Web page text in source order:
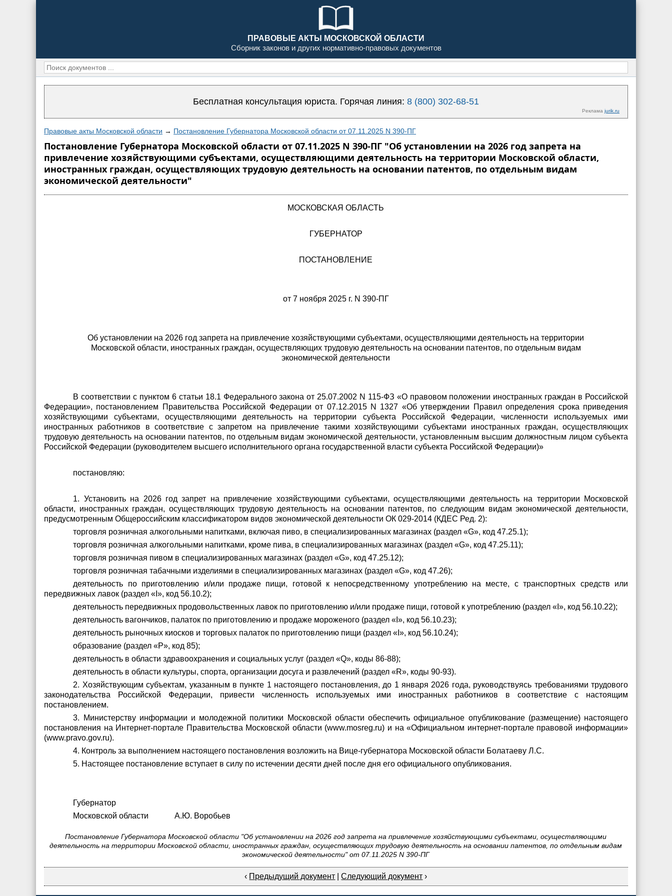
ПРАВОВЫЕ АКТЫ МОСКОВСКОЙ ОБЛАСТИ
Сборник законов и других нормативно-правовых документов
Бесплатная консультация юриста. Горячая линия: 8 (800) 302-68-51
Реклама jurik.ru
Правовые акты Московской области → Постановление Губернатора Московской области от 07.11.2025 N 390-ПГ
Постановление Губернатора Московской области от 07.11.2025 N 390-ПГ "Об установлении на 2026 год запрета на
привлечение хозяйствующими субъектами, осуществляющими деятельность на территории Московской области,
иностранных граждан, осуществляющих трудовую деятельность на основании патентов, по отдельным видам
экономической деятельности"
МОСКОВСКАЯ ОБЛАСТЬ
ГУБЕРНАТОР
ПОСТАНОВЛЕНИЕ
от 7 ноября 2025 г. N 390-ПГ
Об установлении на 2026 год запрета на привлечение хозяйствующими субъектами, осуществляющими деятельность на территории
Московской области, иностранных граждан, осуществляющих трудовую деятельность на основании патентов, по отдельным видам
экономической деятельности
В соответствии с пунктом 6 статьи 18.1 Федерального закона от 25.07.2002 N 115-ФЗ «О правовом положении иностранных граждан в Российской
Федерации», постановлением Правительства Российской Федерации от 07.12.2015 N 1327 «Об утверждении Правил определения срока приведения
хозяйствующими субъектами, осуществляющими деятельность на территории субъекта Российской Федерации, численности используемых ими
иностранных работников в соответствие с запретом на привлечение такими хозяйствующими субъектами иностранных граждан, осуществляющих
трудовую деятельность на основании патентов, по отдельным видам экономической деятельности, установленным высшим должностным лицом субъекта
Российской Федерации (руководителем высшего исполнительного органа государственной власти субъекта Российской Федерации)»
постановляю:
1. Установить на 2026 год запрет на привлечение хозяйствующими субъектами, осуществляющими деятельность на территории Московской
области, иностранных граждан, осуществляющих трудовую деятельность на основании патентов, по следующим видам экономической деятельности,
предусмотренным Общероссийским классификатором видов экономической деятельности ОК 029-2014 (КДЕС Ред. 2):
торговля розничная алкогольными напитками, включая пиво, в специализированных магазинах (раздел «G», код 47.25.1);
торговля розничная алкогольными напитками, кроме пива, в специализированных магазинах (раздел «G», код 47.25.11);
торговля розничная пивом в специализированных магазинах (раздел «G», код 47.25.12);
торговля розничная табачными изделиями в специализированных магазинах (раздел «G», код 47.26);
деятельность по приготовлению и/или продаже пищи, готовой к непосредственному употреблению на месте, с транспортных средств или
передвижных лавок (раздел «I», код 56.10.2);
деятельность передвижных продовольственных лавок по приготовлению и/или продаже пищи, готовой к употреблению (раздел «I», код 56.10.22);
деятельность вагончиков, палаток по приготовлению и продаже мороженого (раздел «I», код 56.10.23);
деятельность рыночных киосков и торговых палаток по приготовлению пищи (раздел «I», код 56.10.24);
образование (раздел «P», код 85);
деятельность в области здравоохранения и социальных услуг (раздел «Q», коды 86-88);
деятельность в области культуры, спорта, организации досуга и развлечений (раздел «R», коды 90-93).
2. Хозяйствующим субъектам, указанным в пункте 1 настоящего постановления, до 1 января 2026 года, руководствуясь требованиями трудового
законодательства Российской Федерации, привести численность используемых ими иностранных работников в соответствие с настоящим
постановлением.
3. Министерству информации и молодежной политики Московской области обеспечить официальное опубликование (размещение) настоящего
постановления на Интернет-портале Правительства Московской области (www.mosreg.ru) и на «Официальном интернет-портале правовой информации»
(www.pravo.gov.ru).
4. Контроль за выполнением настоящего постановления возложить на Вице-губернатора Московской области Болатаеву Л.С.
5. Настоящее постановление вступает в силу по истечении десяти дней после дня его официального опубликования.
Губернатор
Московской области А.Ю. Воробьев
Постановление Губернатора Московской области "Об установлении на 2026 год запрета на привлечение хозяйствующими субъектами, осуществляющими
деятельность на территории Московской области, иностранных граждан, осуществляющих трудовую деятельность на основании патентов, по отдельным видам
экономической деятельности" от 07.11.2025 N 390-ПГ
‹ Предыдущий документ |Следующий документ ›